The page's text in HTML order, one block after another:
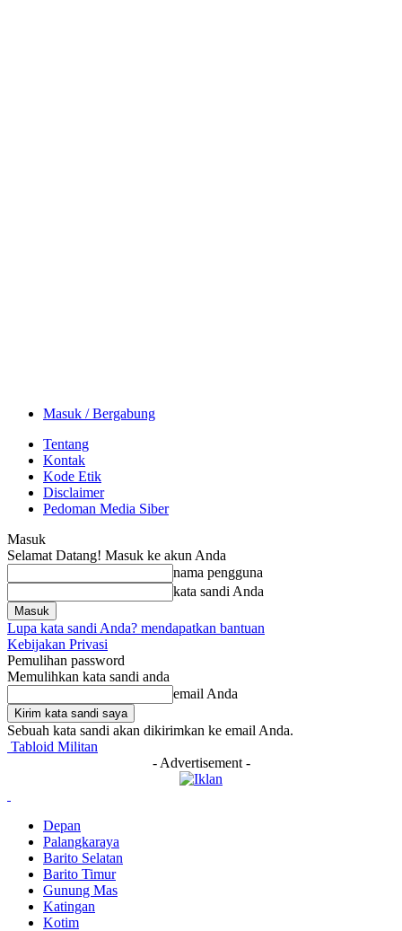
Masuk / Bergabung
Tentang
Kontak
Kode Etik
Disclaimer
Pedoman Media Siber
Masuk
Selamat Datang! Masuk ke akun Anda
nama pengguna
kata sandi Anda
Lupa kata sandi Anda? mendapatkan bantuan
Kebijakan Privasi
Pemulihan password
Memulihkan kata sandi anda
email Anda
Sebuah kata sandi akan dikirimkan ke email Anda.
Tabloid Militan
- Advertisement -
Depan
Palangkaraya
Barito Selatan
Barito Timur
Gunung Mas
Katingan
Kotim